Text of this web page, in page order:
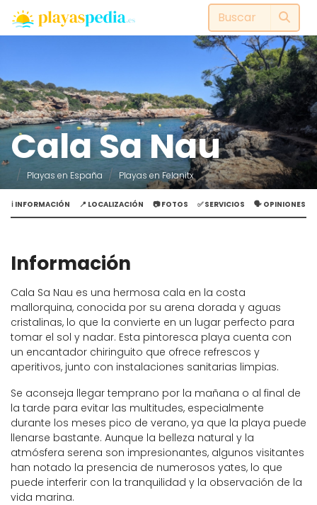
Cala Sa Nau
Playas en España Playas en Felanitx
ℹ️ INFORMACIÓN 📍 LOCALIZACIÓN 📷 FOTOS ✅ SERVICIOS 🗣️ OPINIONES
Información
Cala Sa Nau es una hermosa cala en la costa
mallorquina, conocida por su arena dorada y aguas
cristalinas, lo que la convierte en un lugar perfecto para
tomar el sol y nadar. Esta pintoresca playa cuenta con
un encantador chiringuito que ofrece refrescos y
aperitivos, junto con instalaciones sanitarias limpias.
Se aconseja llegar temprano por la mañana o al final de
la tarde para evitar las multitudes, especialmente
durante los meses pico de verano, ya que la playa puede
llenarse bastante. Aunque la belleza natural y la
atmósfera serena son impresionantes, algunos visitantes
han notado la presencia de numerosos yates, lo que
puede interferir con la tranquilidad y la observación de la
vida marina.